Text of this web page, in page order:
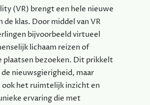
(VR) brengt een hele nieuwe
de klas. Door middel van VR
bijvoorbeeld virtueel
lichaam reizen of
plaatsen bezoeken. Dit prikkelt
nieuwsgierigheid, maar
het ruimtelijk inzicht en
ervaring die met